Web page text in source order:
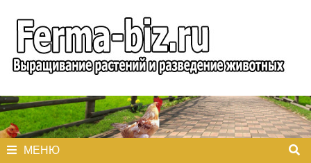
содержимому
МЕНЮ